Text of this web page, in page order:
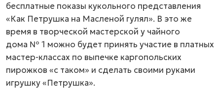
бесплатные показы кукольного представления
«Как Петрушка на Масленой гулял». В это же
время в творческой мастерской у чайного
дома № 1 можно будет принять участие в платных
мастер-классах по выпечке каргопольских
пирожков «с таком» и сделать своими руками
игрушку «Петрушка».